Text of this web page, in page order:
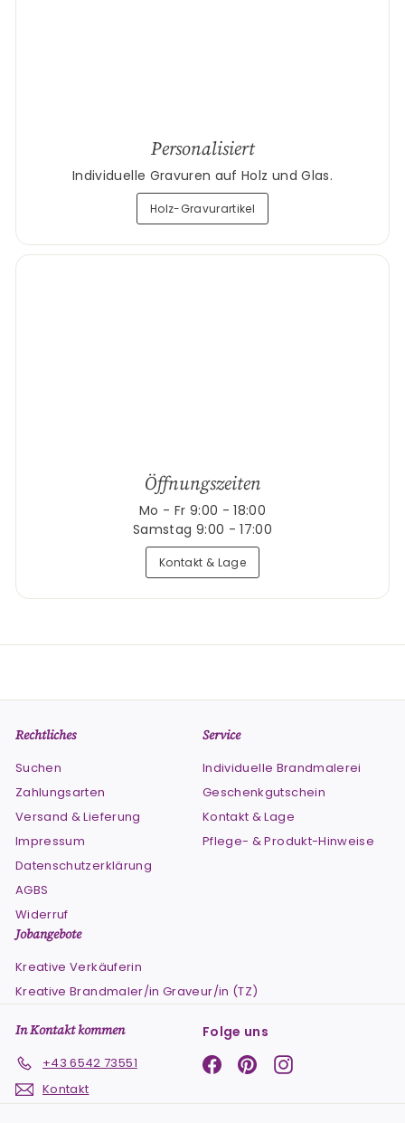
Personalisiert
Individuelle Gravuren auf Holz und Glas.
Holz-Gravurartikel
Öffnungszeiten
Mo - Fr 9:00 - 18:00
Samstag 9:00 - 17:00
Kontakt & Lage
Rechtliches
Suchen
Zahlungsarten
Versand & Lieferung
Impressum
Datenschutzerklärung
AGBS
Widerruf
Service
Individuelle Brandmalerei
Geschenkgutschein
Kontakt & Lage
Pflege- & Produkt-Hinweise
Jobangebote
Kreative Verkäuferin
Kreative Brandmaler/in Graveur/in (TZ)
In Kontakt kommen
+43 6542 73551
Kontakt
Folge uns
Facebook
PinterestInstagram